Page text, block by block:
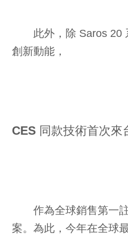
此外，除 Saros 20 系
創新動能，
CES 同款技術首次
作為全球銷售第一註
案。為此，今年在全球